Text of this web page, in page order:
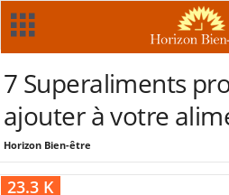
7 Superaliments
ajouter à votre
Horizon Bien-être
23.3 K